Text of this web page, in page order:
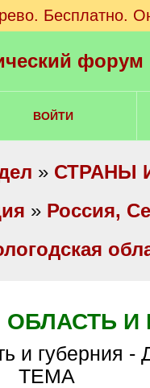
Бесплатно.
ВОЙТИ
» СТРАНЫ
» Россия,
И
ТЕМА